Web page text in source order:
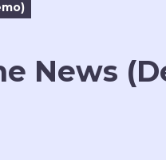
News